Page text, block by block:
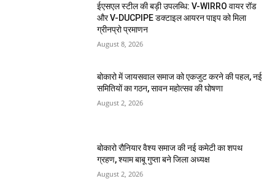
ईएसएल स्टील की बड़ी उपलब्धि: V-WIRRO वायर रॉड
और V-DUCPIPE डक्टाइल आयरन पाइप को मिला
ग्रीनप्रो प्रमाणन
August 8, 2026
बोकारो में जायसवाल समाज को एकजुट करने की पहल, नई
समितियों का गठन, सावन महोत्सव की घोषणा
August 2, 2026
बोकारो रौनियार वैश्य समाज की नई कमेटी का शपथ
ग्रहण, श्याम बाबू गुप्ता बने जिला अध्यक्ष
August 2, 2026